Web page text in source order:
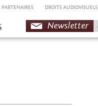
PARTENAIRES DROITS AUDIOVISUELS
Newsletter